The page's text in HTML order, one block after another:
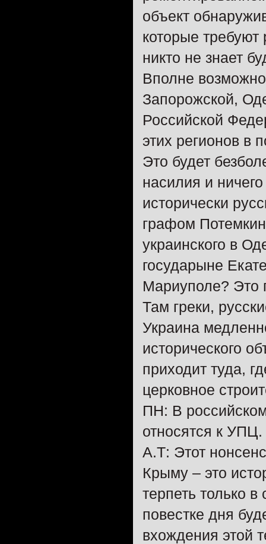
объект
которые
никто не знает
Вполне
Запорожской,
Российской
этих регионов в
Это будет
насилия и
исторически
графом
украинского в
государыне
Мариуполе? Это
Там греки,
Украина
исторического
приходит туда,
церковное
ПН: В
относятся к
А.Т: Этот
Крыму – это
терпеть только
повестке дня
вхождения этой